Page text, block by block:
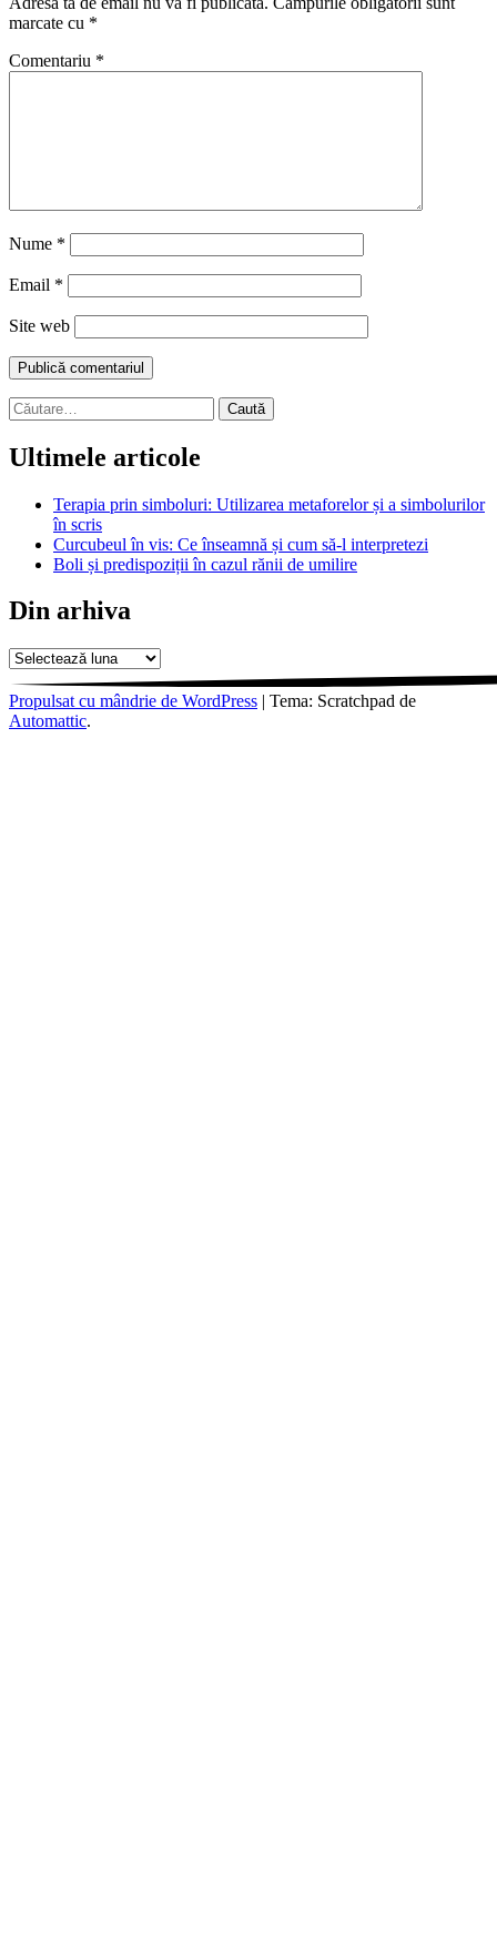
marcate cu *
Comentariu *
Nume *
Email *
Site web
Caută
după:
Ultimele articole
Terapia prin simboluri: Utilizarea metaforelor și a simbolurilor
în scris
Curcubeul în vis: Ce înseamnă și cum să-l interpretezi
Boli și predispoziții în cazul rănii de umilire
Din arhiva
Din
Propulsat cu mândrie de WordPress | Tema: Scratchpad de
Automattic.